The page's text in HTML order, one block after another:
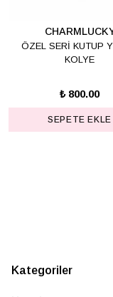
ÖZEL SERİ KUTUP
KOLYE
₺ 800.00
SEPETE EKLE
Kategoriler